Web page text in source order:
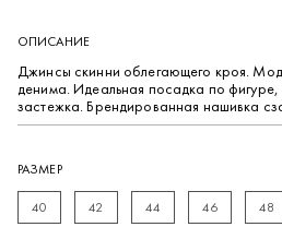
ОПИСАНИЕ
Джинсы скинни облегающего кроя.
денима. Идеальная посадка по
застежка. Брендированная нашивка
РАЗМЕР
40 42 44 46 48